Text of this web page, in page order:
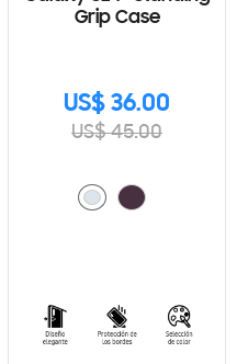
Grip Case
US$ 36.00
US$ 45.00